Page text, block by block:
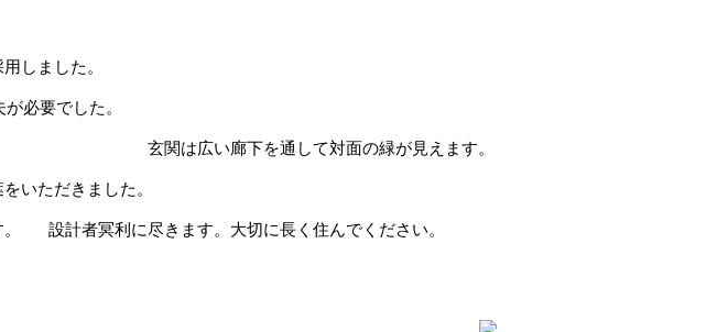
しました。
必要でした。
玄関は広い廊下を通して対面の緑が見えます。
いただきました。
設計者冥利に尽きます。大切に長く住んでください。